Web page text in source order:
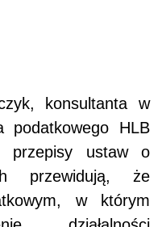
konsultanta w
podatkowego HLB
przepisy ustaw o
przewidują, że
w którym